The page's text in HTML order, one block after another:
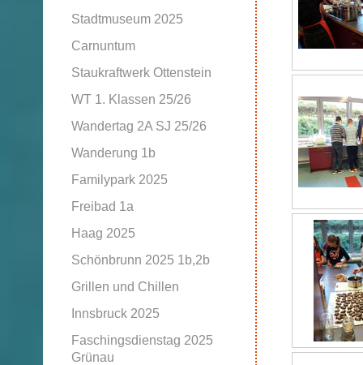
Stadtmuseum 2025
Carnuntum
Staukraftwerk Ottenstein
WT 1. Klassen 25/26
Wandertag 2A SJ 25/26
Wanderung 1b
Familypark 2025
Freibad 1a
Haag 2025
Schönbrunn 2025 1b,2b
Grillen und Chillen
Innsbruck 2025
Faschingsdienstag 2025
Grünau